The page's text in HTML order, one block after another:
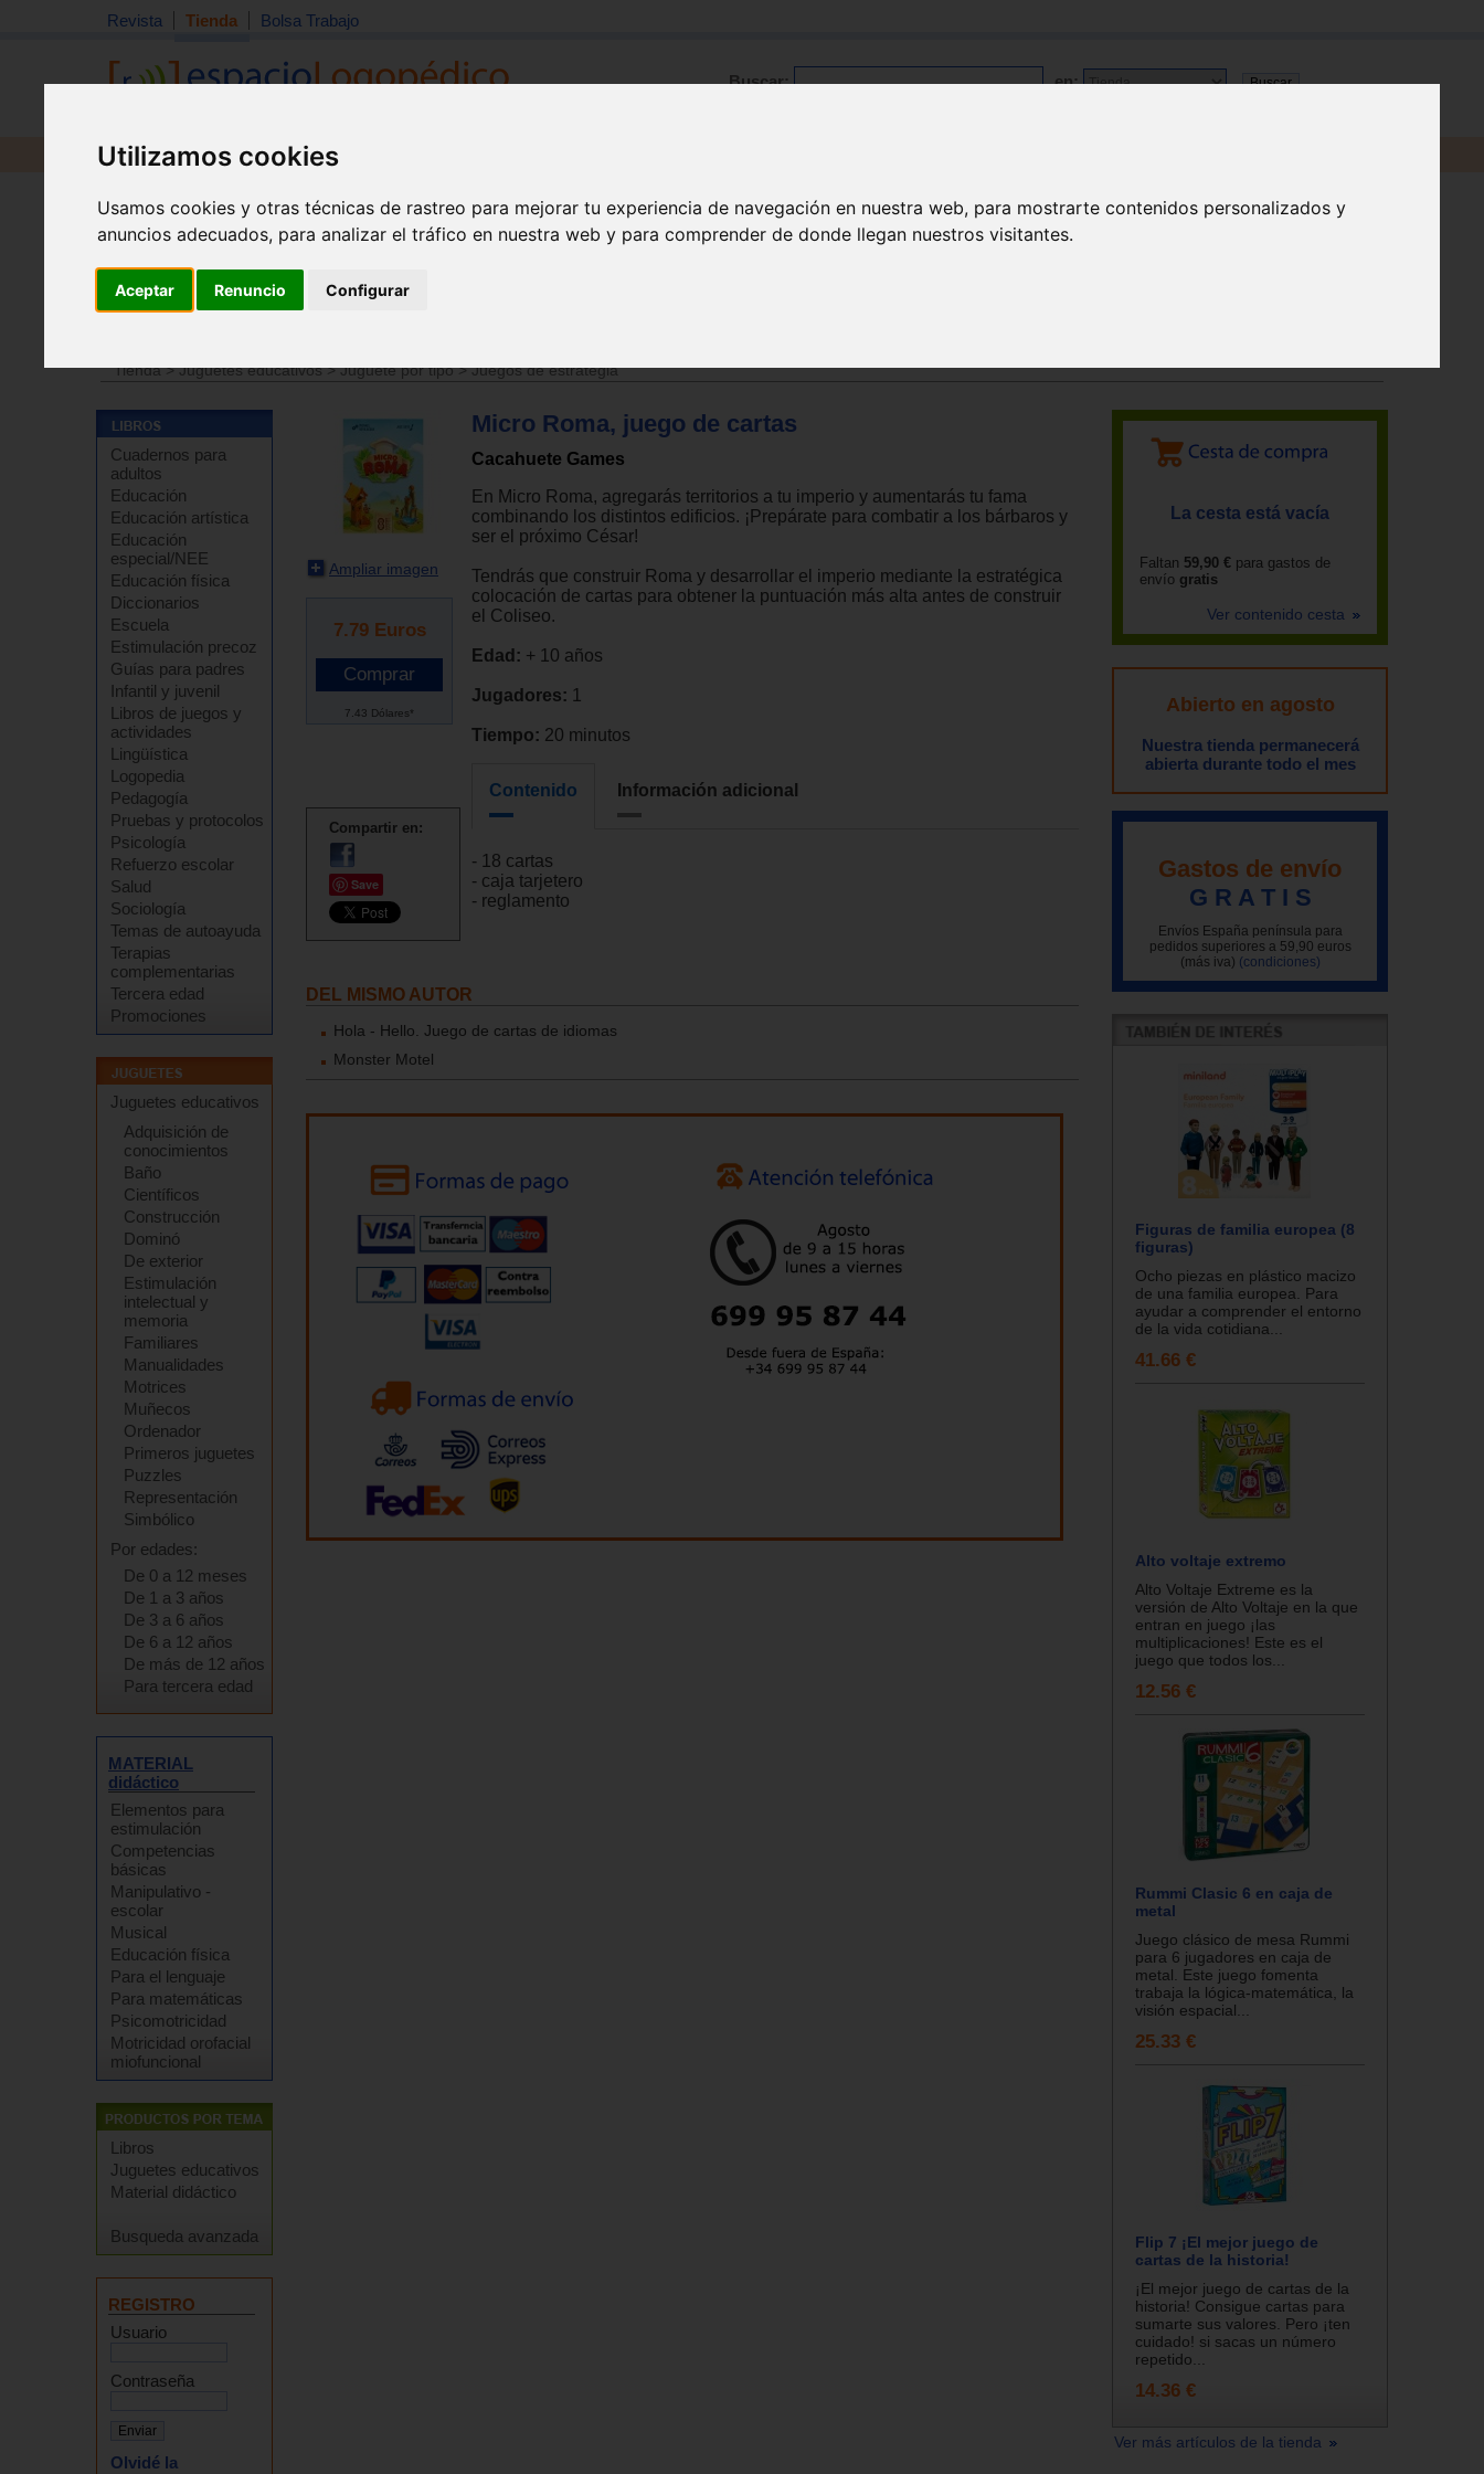
Utilizamos cookies
Usamos cookies y otras técnicas de rastreo para mejorar tu experiencia de navegación en nuestra web, para mostrarte contenidos personalizados y
anuncios adecuados, para analizar el tráfico en nuestra web y para comprender de donde llegan nuestros visitantes.
Aceptar Renuncio Configurar
Revista Tienda Bolsa Trabajo
Buscar: en:
Revista Libros Material
Tienda>Juguetes educativos>Juguete por tipo>Juegos de estrategia
Cuadernos para
adultos
Educación
Educación artística
Educación
especial/NEE
Educación física
Diccionarios
Escuela
Estimulación precoz
Guías para padres
Infantil y juvenil
Libros de juegos y
actividades
Lingüística
Logopedia
Pedagogía
Pruebas y protocolos
Psicología
Refuerzo escolar
Salud
Sociología
Temas de autoayuda
Terapias
complementarias
Tercera edad
Promociones
Juguetes educativos
Adquisición de
conocimientos
Baño
Científicos
Construcción
Dominó
De exterior
Estimulación
intelectual y
memoria
Familiares
Manualidades
Motrices
Muñecos
Ordenador
Primeros juguetes
Puzzles
Representación
Simbólico
Por edades:
De 0 a 12 meses
De 1 a 3 años
De 3 a 6 años
De 6 a 12 años
De más de 12 años
Para tercera edad
MATERIAL
didáctico
Elementos para
estimulación
Competencias
básicas
Manipulativo -
escolar
Musical
Educación física
Para el lenguaje
Para matemáticas
Psicomotricidad
Motricidad orofacial
miofuncional
Libros
Juguetes educativos
Material didáctico
Busqueda avanzada
REGISTRO
Usuario
Contraseña
Olvidé la
Ampliar imagen
7.79 Euros
7.43 Dólares*
Compartir en:
Save
Micro Roma, juego de cartas
Cacahuete Games
En Micro Roma, agregarás territorios a tu imperio y aumentarás tu fama
combinando los distintos edificios. ¡Prepárate para combatir a los bárbaros y
ser el próximo César!
Tendrás que construir Roma y desarrollar el imperio mediante la estratégica
colocación de cartas para obtener la puntuación más alta antes de construir
el Coliseo.
Edad: + 10 años
Jugadores: 1
Tiempo: 20 minutos
Contenido Información adicional
- 18 cartas
- caja tarjetero
- reglamento
DEL MISMO AUTOR
Hola - Hello. Juego de cartas de idiomas
Monster Motel
La cesta está vacía
Faltan 59,90 € para gastos de
envío gratis
Ver contenido cesta
Abierto en agosto
Nuestra tienda permanecerá
abierta durante todo el mes
Gastos de envío
G R A T I S
Envíos España península para
pedidos superiores a 59,90 euros
(más iva) (condiciones)
Figuras de familia europea (8
figuras)
Ocho piezas en plástico macizo
de una familia europea. Para
ayudar a comprender el entorno
de la vida cotidiana...
41.66 €
Alto voltaje extremo
Alto Voltaje Extreme es la
versión de Alto Voltaje en la que
entran en juego ¡las
multiplicaciones! Este es el
juego que todos los...
12.56 €
Rummi Clasic 6 en caja de
metal
Juego clásico de mesa Rummi
para 6 jugadores en caja de
metal. Este juego fomenta
trabaja la lógica-matemática, la
visión espacial...
25.33 €
Flip 7 ¡El mejor juego de
cartas de la historia!
¡El mejor juego de cartas de la
historia! Consigue cartas para
sumarte sus valores. Pero ¡ten
cuidado! si sacas un número
repetido...
14.36 €
Ver más artículos de la tienda